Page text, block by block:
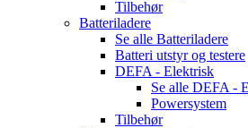
Tilbehør
Batteriladere
Se alle Batteriladere
Batteri utstyr og testere
DEFA - Elektrisk
Se alle DEFA -
Powersystem
Tilbehør